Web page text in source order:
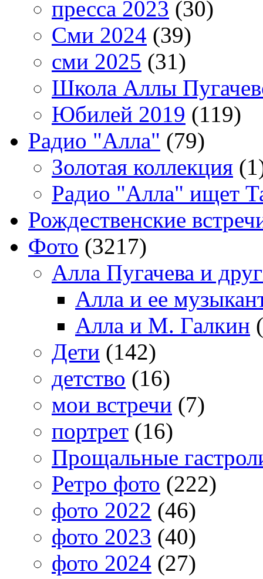
пресса 2023 (30)
Сми 2024 (39)
сми 2025 (31)
Школа Аллы
Юбилей 2019 (119)
Радио "Алла" (79)
Золотая коллекция
Радио "Алла" ищет
Рождественские
Фото (3217)
Алла Пугачева и
Алла и ее
Алла и М. Галкин
Дети (142)
детство (16)
мои встречи (7)
портрет (16)
Прощальные
Ретро фото (222)
фото 2022 (46)
фото 2023 (40)
фото 2024 (27)